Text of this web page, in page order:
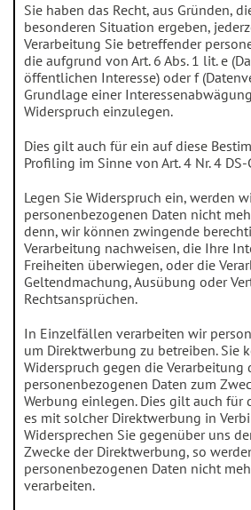
Sie haben das Recht, aus Gründen,
besonderen Situation ergeben,
Verarbeitung Sie betreffender
die aufgrund von Art. 6 Abs. 1 lit. e
öffentlichen Interesse) oder f
Grundlage einer
Widerspruch einzulegen.
Dies gilt auch für ein auf diese
Profiling im Sinne von Art. 4 Nr. 4 DS-
Legen Sie Widerspruch ein, werden
personenbezogenen Daten nicht
denn, wir können zwingende
Verarbeitung nachweisen, die Ihre
Freiheiten überwiegen, oder die
Geltendmachung, Ausübung oder
Rechtsansprüchen.
In Einzelfällen verarbeiten wir
um Direktwerbung zu betreiben. Sie
Widerspruch gegen die Verarbeitung
personenbezogenen Daten zum
Werbung einlegen. Dies gilt auch für
es mit solcher Direktwerbung in
Widersprechen Sie gegenüber uns
Zwecke der Direktwerbung, so
personenbezogenen Daten nicht
verarbeiten.